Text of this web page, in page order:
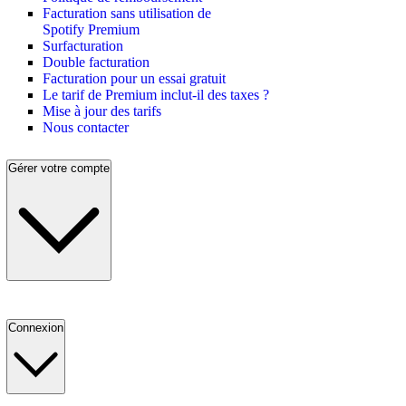
Facturation sans utilisation de
Spotify Premium
Surfacturation
Double facturation
Facturation pour un essai gratuit
Le tarif de Premium inclut-il des taxes ?
Mise à jour des tarifs
Nous contacter
Gérer votre compte
Connexion